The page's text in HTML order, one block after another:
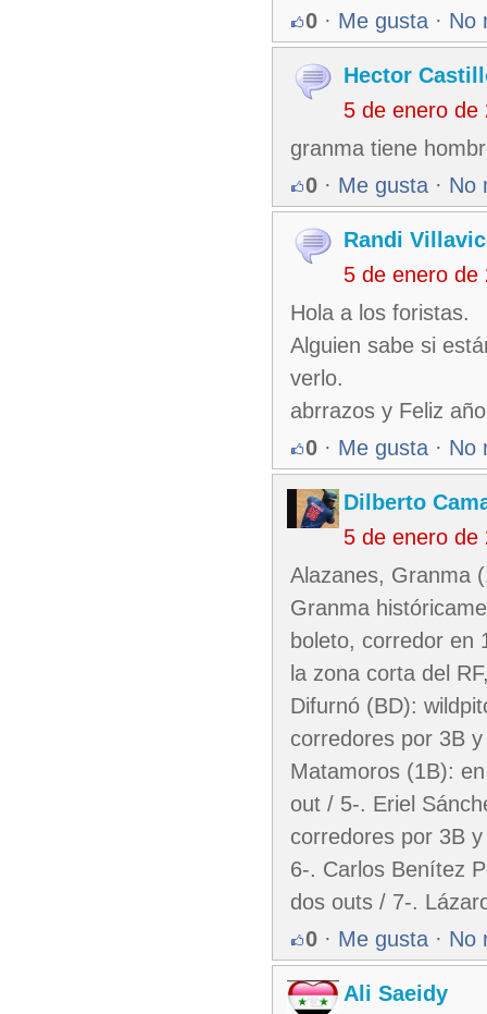
0 · Me gusta · No
Hector
5 de enero de
granma tiene
0 · Me gusta · No
Randi
5 de enero de
Hola a los foristas.
Alguien sabe si
verlo.
abrrazos y Feliz
0 · Me gusta · No
Dilberto
5 de enero de
Alazanes, Granma
Granma
boleto, corredor en
la zona corta del
Difurnó (BD):
corredores por 3B
Matamoros (1B):
out / 5-. Eriel
corredores por 3B
6-. Carlos Benítez
dos outs / 7-.
0 · Me gusta · No
Ali Saeidy